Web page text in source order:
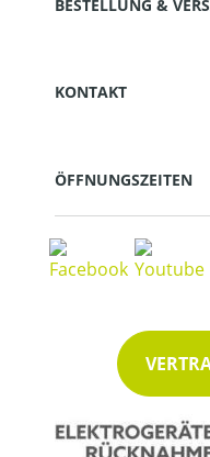
BESTELLUNG &
KONTAKT
ÖFFNUNGSZEITEN